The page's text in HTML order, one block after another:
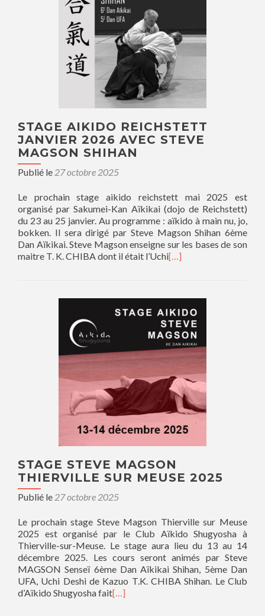
STAGE AIKIDO REICHSTETT
JANVIER 2026 AVEC STEVE
MAGSON SHIHAN
Publié le 27 octobre 2025
Le prochain stage aikido reichstett mai 2025 est
organisé par Sakumei-Kan Aïkikai (dojo de Reichstett)
du 23 au 25 janvier. Au programme : aïkido à main nu, jo,
bokken. Il sera dirigé par Steve Magson Shihan 6ème
Dan Aïkikai. Steve Magson enseigne sur les bases de son
maitre T. K. CHIBA dont il était l’Uchi[…]
STAGE STEVE MAGSON
THIERVILLE SUR MEUSE 2025
Publié le 27 octobre 2025
Le prochain stage Steve Magson Thierville sur Meuse
2025 est organisé par le Club Aïkido Shugyosha à
Thierville-sur-Meuse. Le stage aura lieu du 13 au 14
décembre 2025. Les cours seront animés par Steve
MAGSON Senseï 6ème Dan Aïkikai Shihan, 5ème Dan
UFA, Uchi Deshi de Kazuo T.K. CHIBA Shihan. Le Club
d’Aïkido Shugyosha fait[…]